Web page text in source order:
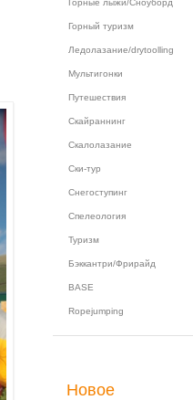
Горные лыжи/Сноуборд
Горный туризм
Ледолазание/drytoolling
Мультигонки
Путешествия
Скайраннинг
Скалолазание
Ски-тур
Снегоступинг
Спелеология
Туризм
Бэккантри/Фрирайд
BASE
Ropejumping
Новое